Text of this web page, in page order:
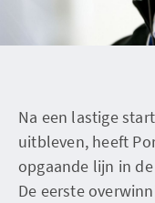
Na een lastige
uitbleven, heeft
opgaande lijn in
De eerste